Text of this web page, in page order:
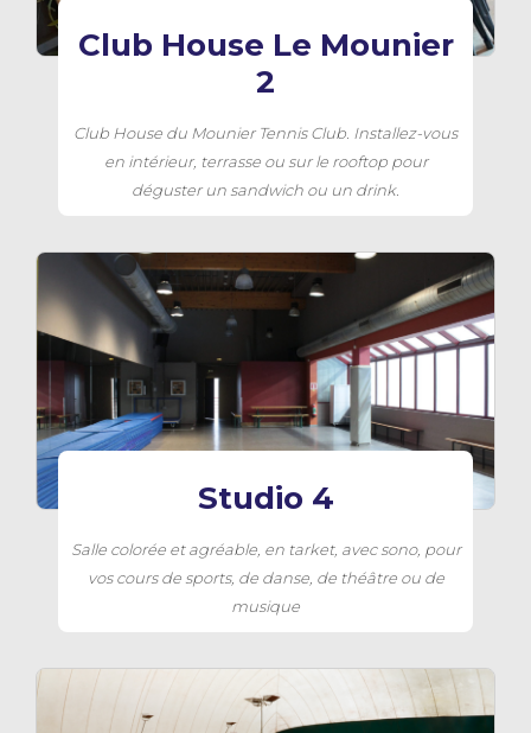
Club House Le Mounier
2
Club House du Mounier Tennis Club. Installez-vous
en intérieur, terrasse ou sur le rooftop pour
déguster un sandwich ou un drink.
Studio 4
Salle colorée et agréable, en tarket, avec sono, pour
vos cours de sports, de danse, de théâtre ou de
musique